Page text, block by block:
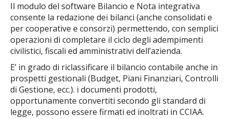
Il modulo del software Bilancio e Nota integrativa
consente la redazione dei bilanci (anche consolidati e
per cooperative e consorzi) permettendo, con semplici
operazioni di completare il ciclo degli adempimenti
civilistici, fiscali ed amministrativi dell’azienda.
E’ in grado di riclassificare il bilancio contabile anche in
prospetti gestionali (Budget, Piani Finanziari, Controlli
di Gestione, ecc.). i documenti prodotti,
opportunamente convertiti secondo gli standard di
legge, possono essere firmati ed inoltrati in CCIAA.